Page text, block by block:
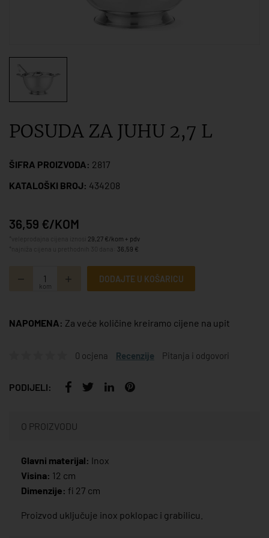
POSUDA ZA JUHU 2,7 L
ŠIFRA PROIZVODA: 2817
KATALOŠKI BROJ: 434208
36,59 €/KOM
29,27 €/kom + pdv
36,59 €
kom
DODAJTE U KOŠARICU
NAPOMENA: Za veće količine kreiramo cijene na upit
0 ocjena Recenzije Pitanja i odgovori
PODIJELI:
O PROIZVODU
Glavni materijal: Inox
Visina: 12 cm
Dimenzije: fi 27 cm
Proizvod uključuje inox poklopac i grabilicu.